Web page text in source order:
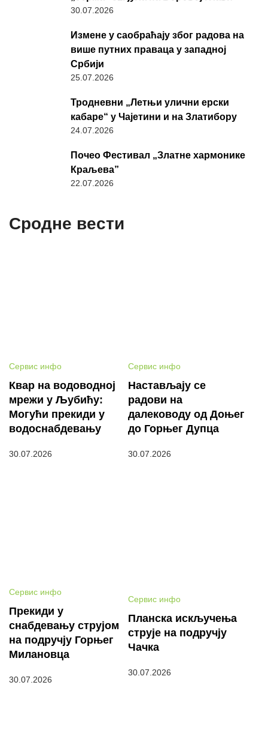
30.07.2026
Измене у саобраћају због радова на
више путних праваца у западној
Србији
25.07.2026
Тродневни „Летњи улични ерски
кабаре“ у Чајетини и на Златибору
24.07.2026
Почео Фестивал „Златне хармонике
Краљева”
22.07.2026
Сродне вести
Сервис инфо
Квар на водоводној
мрежи у Љубићу:
Могући прекиди у
водоснабдевању
30.07.2026
Сервис инфо
Настављају се
радови на
далеководу од Доњег
до Горњег Дупца
30.07.2026
Сервис инфо
Прекиди у
снабдевању струјом
на подручју Горњег
Милановца
30.07.2026
Сервис инфо
Планска искључења
струје на подручју
Чачка
30.07.2026